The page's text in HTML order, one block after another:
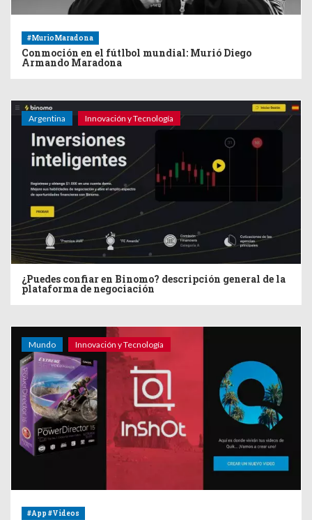
#MurioMaradona
Conmoción en el fútlbol mundial: Murió Diego
Armando Maradona
Argentina Innovación y Tecnología
¿Puedes confiar en Binomo? descripción general de la
plataforma de negociación
Mundo Innovación y Tecnología
#App #Videos